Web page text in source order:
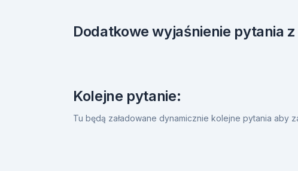
Dodatkowe wyjaśnienie pytania
Kolejne pytanie:
Tu będą załadowane dynamicznie kolejne pytania aby